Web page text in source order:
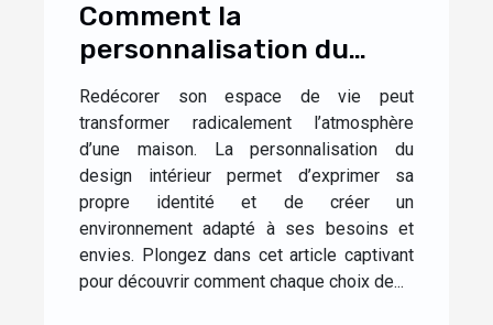
Comment la
personnalisation du
design influence-t-elle
l'ambiance de votre
maison ?
Redécorer son espace de vie peut
transformer radicalement l’atmosphère
d’une maison. La personnalisation du
design intérieur permet d’exprimer sa
propre identité et de créer un
environnement adapté à ses besoins et
envies. Plongez dans cet article captivant
pour découvrir comment chaque choix de...